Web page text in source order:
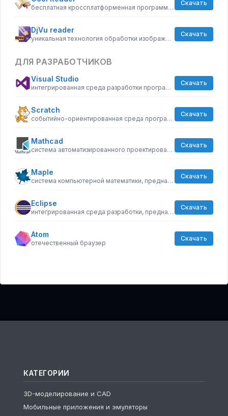
бесплатная кроссплатформенная программа, предназначенная для чтения электронных книг
Скачать
DjVu reader
уникальная технология обработки изображений
Скачать
ДЛЯ РАЗРАБОТЧИКОВ
Visual Studio
интегрированная среда разработки программного обеспечения
Скачать
Scratch
событийно-ориентированная среда программирования, предназначенная для обучения детей
Скачать
Mathcad
система автоматизированного проектированная, предназначенная для инженерного использования
Скачать
Maple
система компьютерной математики, предназначенная для символьных вычислений
Скачать
Eclipse
интегрированная среда разработки, предназначенная для написания модульных приложений
Скачать
Atom
отечественный браузер
Скачать
КАТЕГОРИИ
3D-моделирование и CAD
Мобильные приложения и эмуляторы